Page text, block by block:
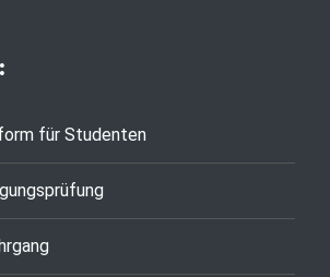
für Studenten